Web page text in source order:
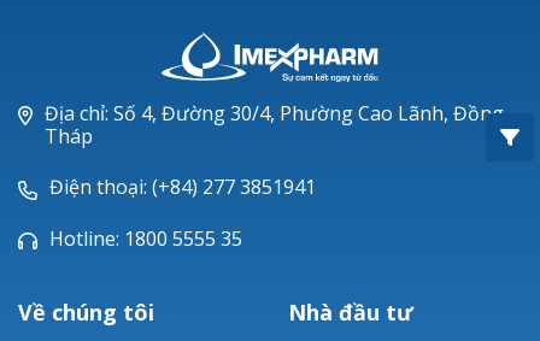
Piperacillin
Ticarlinat®
Zobacta®
Bacsulfo®
Địa chỉ: Số 4, Đường 30/4, Phường Cao Lãnh, Đồng
Tháp
Điện thoại: (+84) 277 3851941
Hotline: 1800 5555 35
Về chúng tôi Nhà đầu tư